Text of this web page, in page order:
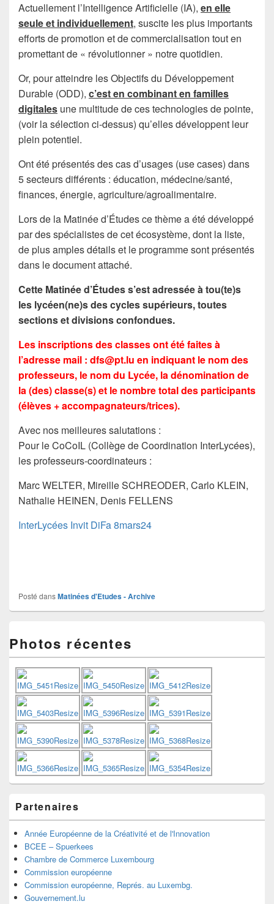
Actuellement l’Intelligence Artificielle (IA), en elle
seule et individuellement, suscite les plus importants
efforts de promotion et de commercialisation tout en
promettant de « révolutionner » notre quotidien.
Or, pour atteindre les Objectifs du Développement
Durable (ODD), c’est en combinant en familles
digitales une multitude de ces technologies de pointe,
(voir la sélection ci-dessus) qu’elles développent leur
plein potentiel.
Ont été présentés des cas d’usages (use cases) dans
5 secteurs différents : éducation, médecine/santé,
finances, énergie, agriculture/agroalimentaire.
Lors de la Matinée d’Études ce thème a été développé
par des spécialistes de cet écosystème, dont la liste,
de plus amples détails et le programme sont présentés
dans le document attaché.
Cette Matinée d’Études s’est adressée à tou(te)s
les lycéen(ne)s des cycles supérieurs, toutes
sections et divisions confondues.
Les inscriptions des classes ont été faites à
l’adresse mail : dfs@pt.lu en indiquant le nom des
professeurs, le nom du Lycée, la dénomination de
la (des) classe(s) et le nombre total des participants
(élèves + accompagnateurs/trices).
Avec nos meilleures salutations :
Pour le CoCoIL (Collège de Coordination InterLycées),
les professeurs-coordinateurs :
Marc WELTER, Mireille SCHREODER, Carlo KLEIN,
Nathalie HEINEN, Denis FELLENS
InterLycées Invit DiFa 8mars24
Posté dansMatinées d'Etudes - Archive
principale
de
widget
pour
barre
latérale
Photos récentes
Partenaires
Année Européenne de la Créativité et de l'Innovation
BCEE – Spuerkees
Chambre de Commerce Luxembourg
Commission européenne
Commission européenne, Représ. au Luxembg.
Gouvernement.lu